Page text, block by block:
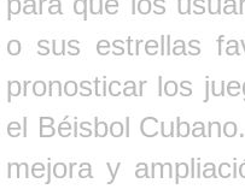
o sus estrellas
pronosticar los
el Béisbol
mejora y